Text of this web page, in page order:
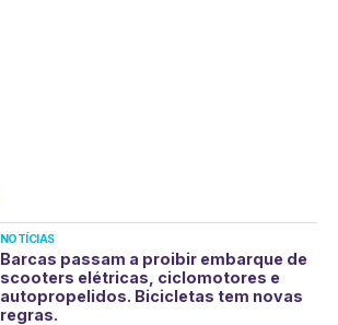
NOTÍCIAS
Barcas passam a proibir embarque de
scooters elétricas, ciclomotores e
autopropelidos. Bicicletas tem novas
regras.